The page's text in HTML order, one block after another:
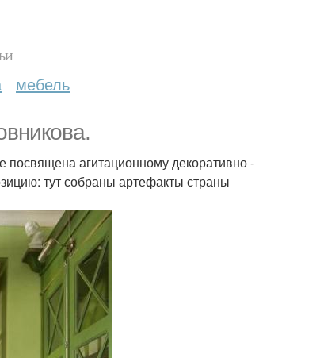
мебель
посвящена агитационному декоративно -
тут собраны артефакты страны